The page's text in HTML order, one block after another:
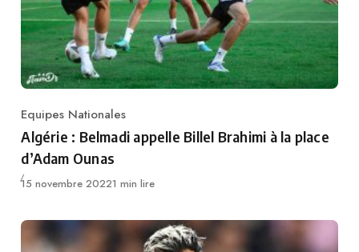
Category
Equipes Nationales
Algérie : Belmadi appelle Billel Brahimi à la place
d’Adam Ounas
Publié
15 novembre 20221 min lire